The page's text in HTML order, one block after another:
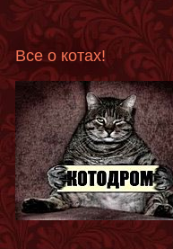
Все о котах!